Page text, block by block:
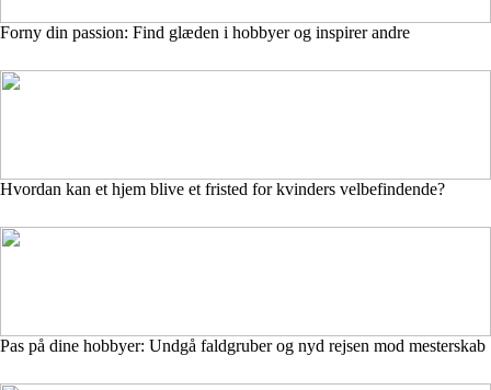
Forny din passion: Find glæden i hobbyer og inspirer andre
Hvordan kan et hjem blive et fristed for kvinders velbefindende?
Pas på dine hobbyer: Undgå faldgruber og nyd rejsen mod mesterskab